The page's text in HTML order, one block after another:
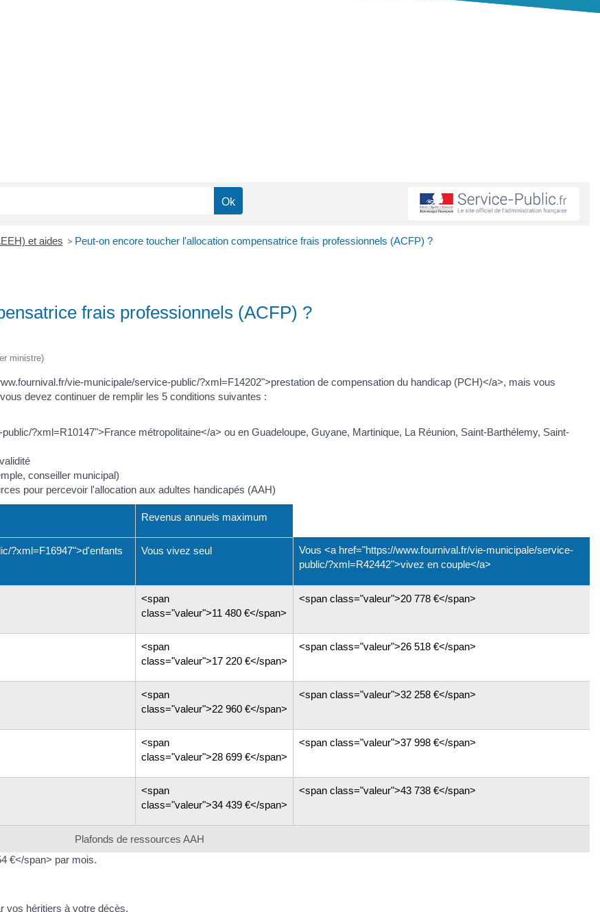
et aides > Peut-on encore toucher l'allocation compensatrice frais professionnels (ACFP) ?
frais professionnels (ACFP) ?
ministre)
vie-municipale/service-public/?xml=F14202">prestation de compensation du handicap (PCH)</a>, mais vous
devez continuer de remplir les 5 conditions suivantes :
?xml=R10147">France métropolitaine</a> ou en Guadeloupe, Guyane, Martinique, La Réunion, Saint-Barthélemy, Saint-
conseiller municipal)
pour percevoir l'allocation aux adultes handicapés (AAH)
Plafonds de ressources AAH
Revenus annuels maximum
?xml=F16947">d'enfants
Vous vivez seul
Vous <a href="https://www.fournival.fr/vie-municipale/service-
public/?xml=R42442">vivez en couple</a>
<span
class="valeur">11 480 €</span>
<span class="valeur">20 778 €</span>
<span
class="valeur">17 220 €</span>
<span class="valeur">26 518 €</span>
<span
class="valeur">22 960 €</span>
<span class="valeur">32 258 €</span>
<span
class="valeur">28 699 €</span>
<span class="valeur">37 998 €</span>
<span
class="valeur">34 439 €</span>
<span class="valeur">43 738 €</span>
€</span> par mois.
vos héritiers à votre décès.